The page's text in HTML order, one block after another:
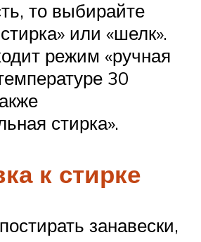
то выбирайте
или «шелк».
режим «ручная
30
стирка».
к стирке
занавески,